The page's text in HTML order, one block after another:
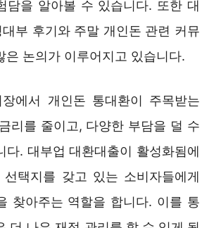
담을 알아볼 수 있습니다. 또한 대
부 후기와 주말 개인돈 관련 커뮤
은 논의가 이루어지고 있습니다.
에서 개인돈 통대환이 주목받는
리를 줄이고, 다양한 부담을 덜 수
다. 대부업 대환대출이 활성화됨에
택지를 갖고 있는 소비자들에게
찾아주는 역할을 합니다. 이를 통